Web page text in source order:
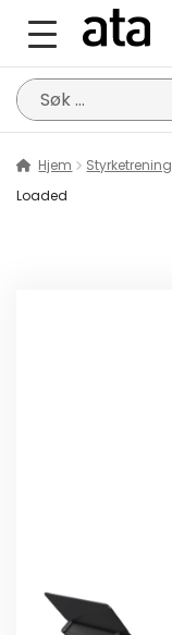
Søk
etter:
Hjem Styrketrening
Loaded